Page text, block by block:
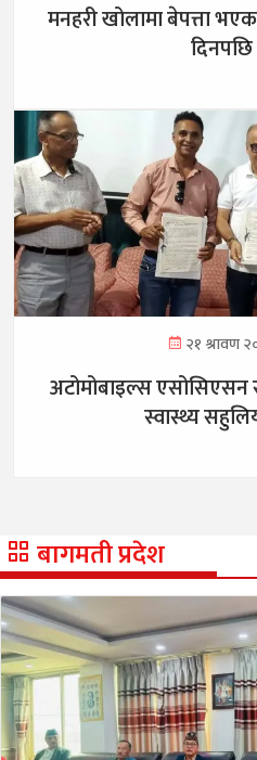
मनहरी खोलामा बेपत्ता
२१ श्रावण
अटोमोबाइल्स
स्वास्थ्य
बागमती प्रदेश